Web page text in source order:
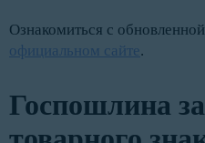
Ознакомиться с
официальном сайте.
Госпошлина